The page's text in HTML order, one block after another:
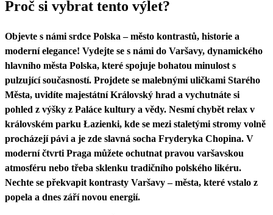
Proč si vybrat tento výlet?
Objevte s námi srdce Polska – město kontrastů, historie a
moderní elegance! Vydejte se s námi do Varšavy, dynamického
hlavního města Polska, které spojuje bohatou minulost s
pulzující současností. Projdete se malebnými uličkami Starého
Města, uvidíte majestátní Královský hrad a vychutnáte si
pohled z výšky z Paláce kultury a vědy. Nesmí chybět relax v
královském parku Łazienki, kde se mezi staletými stromy volně
procházejí pávi a je zde slavná socha Fryderyka Chopina. V
moderní čtvrti Praga můžete ochutnat pravou varšavskou
atmosféru nebo třeba sklenku tradičního polského likéru.
Nechte se překvapit kontrasty Varšavy – města, které vstalo z
popela a dnes září novou energií.